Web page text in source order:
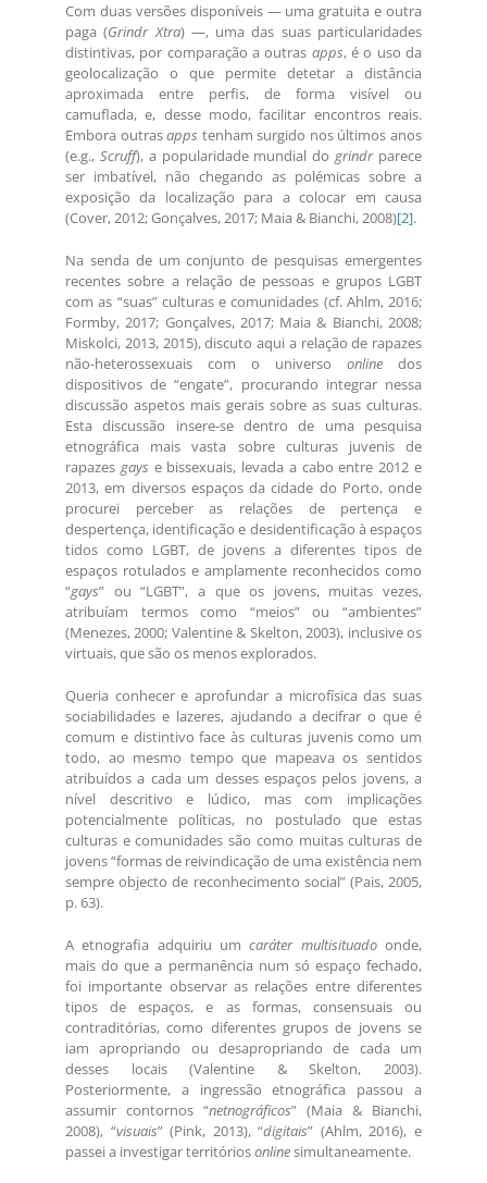
Com duas versões disponíveis — uma gratuita e outra
paga (Grindr Xtra) —, uma das suas particularidades
distintivas, por comparação a outras apps, é o uso da
geolocalização o que permite detetar a distância
aproximada entre perfis, de forma visível ou
camuflada, e, desse modo, facilitar encontros reais.
Embora outrasapps tenham surgido nos últimos anos
(e.g., Scruff), a popularidade mundial dogrindr parece
ser imbatível, não chegando as polémicas sobre a
exposição da localização para a colocar em causa
(Cover, 2012; Gonçalves, 2017; Maia & Bianchi, 2008)[2].
Na senda de um conjunto de pesquisas emergentes
recentes sobre a relação de pessoas e grupos LGBT
com as “suas” culturas e comunidades (cf. Ahlm, 2016;
Formby, 2017; Gonçalves, 2017; Maia & Bianchi, 2008;
Miskolci, 2013, 2015), discuto aqui a relação de rapazes
não-heterossexuais com o universo online dos
dispositivos de “engate”, procurando integrar nessa
discussão aspetos mais gerais sobre as suas culturas.
Esta discussão insere-se dentro de uma pesquisa
etnográfica mais vasta sobre culturas juvenis de
rapazes gays e bissexuais, levada a cabo entre 2012 e
2013, em diversos espaços da cidade do Porto, onde
procurei perceber as relações de pertença e
despertença, identificação e desidentificação à espaços
tidos como LGBT, de jovens a diferentes tipos de
espaços rotulados e amplamente reconhecidos como
“gays” ou “LGBT”, a que os jovens, muitas vezes,
atribuíam termos como “meios” ou “ambientes”
(Menezes, 2000; Valentine & Skelton, 2003), inclusive os
virtuais, que são os menos explorados.
Queria conhecer e aprofundar a microfísica das suas
sociabilidades e lazeres, ajudando a decifrar o que é
comum e distintivo face às culturas juvenis como um
todo, ao mesmo tempo que mapeava os sentidos
atribuídos a cada um desses espaços pelos jovens, a
nível descritivo e lúdico, mas com implicações
potencialmente políticas, no postulado que estas
culturas e comunidades são como muitas culturas de
jovens “formas de reivindicação de uma existência nem
sempre objecto de reconhecimento social” (Pais, 2005,
p. 63).
A etnografia adquiriu umcaráter multisituadoonde,
mais do que a permanência num só espaço fechado,
foi importante observar as relações entre diferentes
tipos de espaços, e as formas, consensuais ou
contraditórias, como diferentes grupos de jovens se
iam apropriando ou desapropriando de cada um
desses locais (Valentine & Skelton, 2003).
Posteriormente, a ingressão etnográfica passou a
assumir contornos “netnográficos” (Maia & Bianchi,
2008), “visuais” (Pink, 2013), “digitais” (Ahlm, 2016), e
passei a investigar territóriosonlinesimultaneamente.